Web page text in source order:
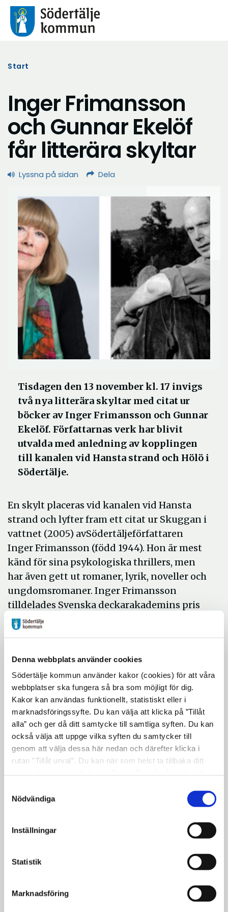
Denna webbplats använder cookies
Södertälje kommun använder kakor (cookies) för att våra
webbplatser ska fungera så bra som möjligt för dig.
Kakor kan användas funktionellt, statistiskt eller i
marknadsföringssyfte. Du kan välja att klicka på ”Tillåt
alla” och ger då ditt samtycke till samtliga syften. Du kan
också välja att uppge vilka syften du samtycker till
genom att välja dessa här nedan och därefter klicka i
rutan ”Tillåt urval”. Du kan när som helst ta tillbaka ditt
"Visa detaljer" kan du läsa om hur kakorna används och
hur vi och våra leverantörer inhämtar och behandlar
Nödvändiga
Inställningar
Statistik
Marknadsföring
Start
Inger Frimansson
och Gunnar Ekelöf
får litterära skyltar
Lyssna på sidan Dela
Tisdagen den 13 november kl. 17 invigs
två nya litterära skyltar med citat ur
böcker av Inger Frimansson och Gunnar
Ekelöf. Författarnas verk har blivit
utvalda med anledning av kopplingen
till kanalen vid Hansta strand och Hölö i
Södertälje.
En skylt placeras vid kanalen vid Hansta
strand och lyfter fram ett citat ur Skuggan i
vattnet (2005) avSödertäljeförfattaren
Inger Frimansson (född 1944). Hon är mest
känd för sina psykologiska thrillers, men
har även gett ut romaner, lyrik, noveller och
ungdomsromaner. Inger Frimansson
tilldelades Svenska deckarakademins pris
för bästa svenska kriminalroman 1998 för
God natt min älskade
Den andra skylten sätts upp vid Hölö
station, och innehåller citat urDe litterära
torpens tid(1943) av författaren, poeten och
översättaren Gunnar Ekelöf (1907-1968).
Han var, tillsammans med bland andra Ivar-
Lo Johansson, Erik Asklund och Harry
Martinsson, en av de kulturpersonligheter
som bosatte sig i trakterna kring Hölö och
Mörkö under 1930- och 40-talet, och som
tog intryck av dessa miljöer i sina
medverkar Lenny Clarhäll från Gunnar
själv.